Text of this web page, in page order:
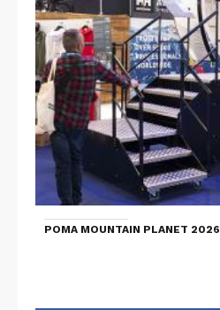
POMA MOUNTAIN PLANET 2026